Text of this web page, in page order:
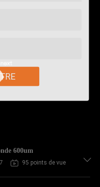
600um
95 points de vue